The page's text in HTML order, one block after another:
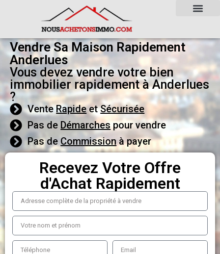
Vendre Sa Maison Rapidement
Anderlues
Vous devez vendre votre bien
immobilier rapidement à Anderlues
?
VenteRapideetSécurisée
Pas de Démarches pour vendre
Pas de Commission à payer
Recevez Votre Offre
d'Achat Rapidement